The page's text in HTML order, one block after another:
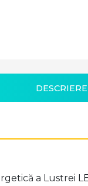
DESCRIERE
a Lustrei